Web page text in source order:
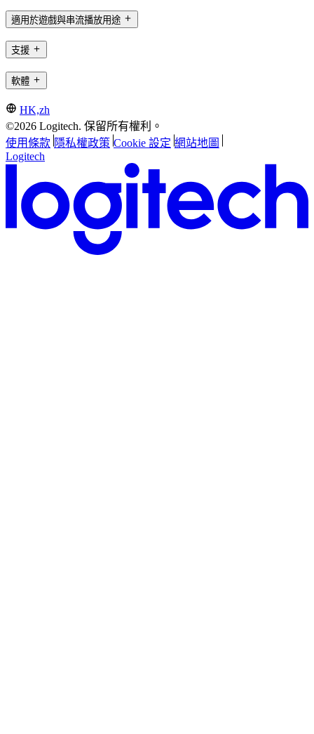
適用於遊戲與串流播放用途
支援
軟體
HK,zh
©2026 Logitech. 保留所有權利。
使用條款 隱私權政策 Cookie 設定 網站地圖
Logitech